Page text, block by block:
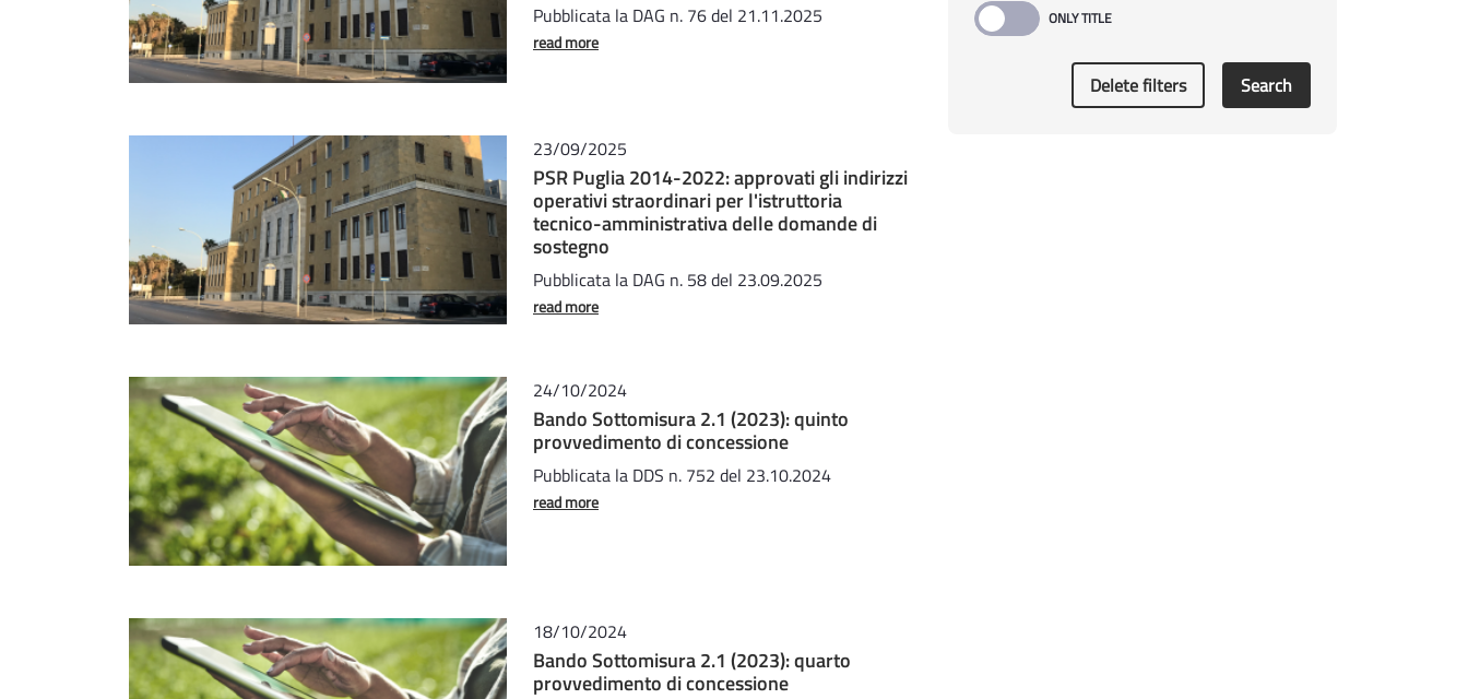
Pubblicata la DAG n. 76 del 21.11.2025
read more
23/09/2025
PSR Puglia 2014-2022: approvati gli indirizzi
operativi straordinari per l'istruttoria
tecnico-amministrativa delle domande di
sostegno
Pubblicata la DAG n. 58 del 23.09.2025
read more
24/10/2024
Bando Sottomisura 2.1 (2023): quinto
provvedimento di concessione
Pubblicata la DDS n. 752 del 23.10.2024
read more
18/10/2024
Bando Sottomisura 2.1 (2023): quarto
provvedimento di concessione
Delete filters Search